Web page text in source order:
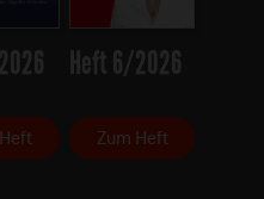
Heft 6/2026
Zum Heft